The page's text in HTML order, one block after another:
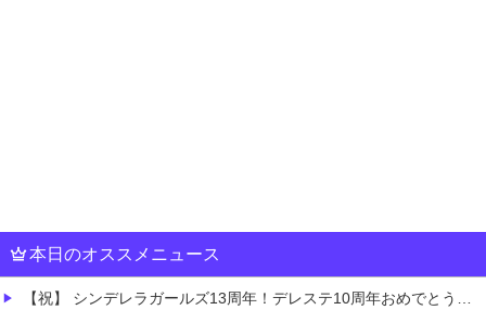
本日のオススメニュース
【祝】 シンデレラガールズ13周年！デレステ10周年おめでとう！ガチャ更新SSR八神マキノ・イベントSRイヴ、SR望月聖！